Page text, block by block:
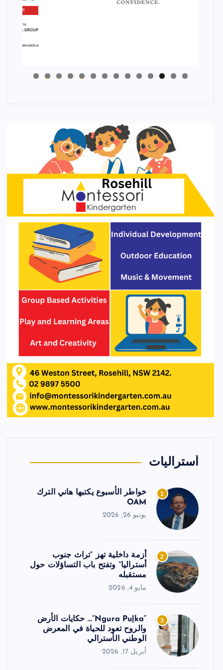
0
1
2
3
4
أستراليات
1
خواطر الأسبوع يكتبها هاني الترك
OAM
يونيو 26, 2026
2
أزمة داخلية تهز “تراث جنوب
أستراليا” وتفتح باب التساؤلات حول
مستقبله
مايو 4, 2026
3
“Ngura Puḻka”… حكايات الأرض
والروح تعود للحياة في المعرض
الوطني الأسترالي
أبريل 17, 2026